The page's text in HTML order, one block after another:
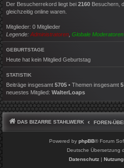
Der Besucherrekord liegt bei 2160 Besuchern,
gleichzeitig online waren.
Mitglieder: 0 Mitglieder
Legende: Administratoren Globale Moderatoren
GEBURTSTAGE
Heute hat kein Mitglied Geburtstag
STATISTIK
Beiträge insgesamt 5705 • Themen insgesamt 5
neuestes Mitglied: WalterLoaps
DAS BIZARRE STAHLWERK FOREN-
Powered by phpBB® Forum
Deutsche Übersetzung
Datenschutz|